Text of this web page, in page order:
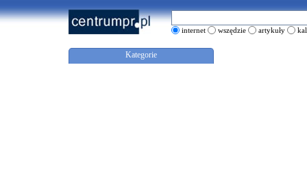
internet wszędzie artykuły
Kategorie